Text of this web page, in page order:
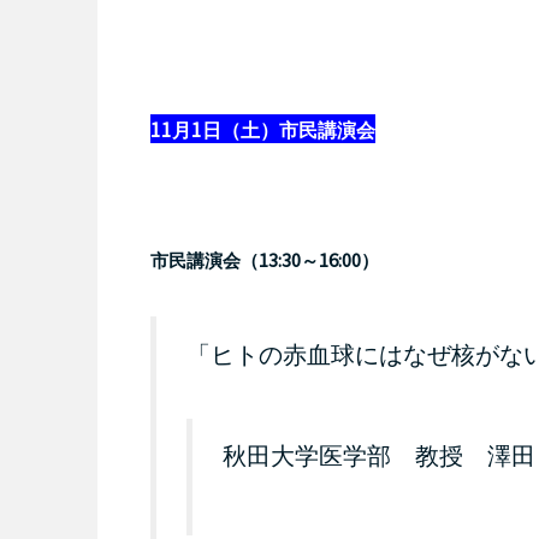
11 月 1 日（土） 市民講演会
市民講演会（13:30～16:00）
「ヒトの赤血球にはなぜ核がな
秋田大学医学部 教授 澤